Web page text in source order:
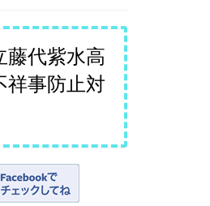
藤代紫水高
祥事防止対